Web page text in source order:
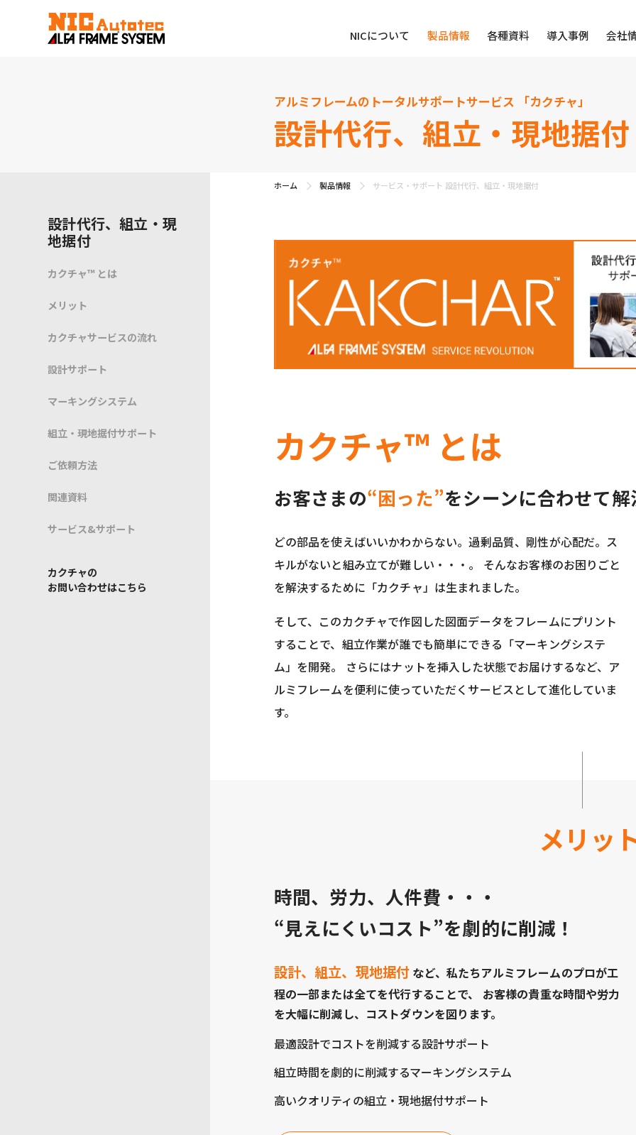
NICについて 製品情報 各種資料 導入事例 会社
アルミフレームのトータルサポートサービス 「カクチャ」
設計代行、組立・現地据付
設計代行、組立・現
地据付
カクチャ™ とは
メリット
カクチャサービスの流れ
設計サポート
マーキングシステム
組立・現地据付サポート
ご依頼方法
関連資料
サービス&サポート
カクチャの
お問い合わせはこちら
ホーム 製品情報 サービス・サポート 設計代行、組立・現地据付
カクチャ™ とは
お客さまの“困った”をシーンに合わせて解
どの部品を使えばいいかわからない。過剰品質、剛性が心配だ。ス
キルがないと組み立てが難しい・・・。 そんなお客様のお困りごと
を解決するために「カクチャ」は生まれました。
そして、このカクチャで作図した図面データをフレームにプリント
することで、組立作業が誰でも簡単にできる「マーキングシステ
ム」を開発。 さらにはナットを挿入した状態でお届けするなど、ア
ルミフレームを便利に使っていただくサービスとして進化していま
す。
メリッ
時間、労力、人件費・・・
“見えにくいコスト”を劇的に削減！
設計、組立、現地据付 など、私たちアルミフレームのプロが工
程の一部または全てを代行することで、 お客様の貴重な時間や労力
を大幅に削減し、コストダウンを図ります。
最適設計でコストを削減する設計サポート
組立時間を劇的に削減するマーキングシステム
高いクオリティの組立・現地据付サポート